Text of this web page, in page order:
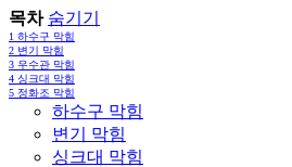
목차 숨기기
1 하수구 막힘
2 변기 막힘
3 우수관 막힘
4 싱크대 막힘
5 정화조 막힘
하수구 막힘
변기 막힘
싱크대 막힘